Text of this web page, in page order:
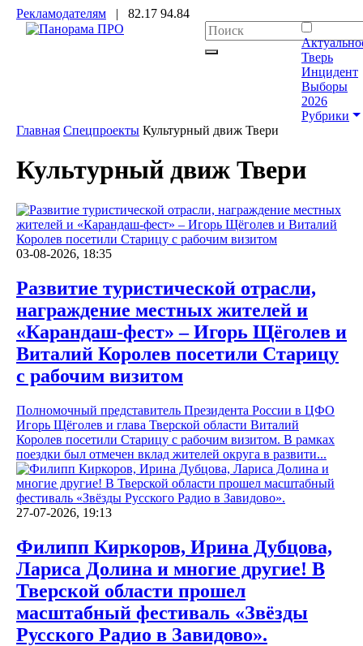
Рекламодателям | 82.17 94.84
Тверь
Инцидент
Выборы
2026
Рубрики
Главная Спецпроекты Культурный движ Твери
Культурный движ Твери
03-08-2026, 18:35
Развитие туристической отрасли,
награждение местных жителей и
«Карандаш-фест» – Игорь Щёголев и
Виталий Королев посетили Старицу
с рабочим визитом
Полномочный представитель Президента России в ЦФО
Игорь Щёголев и глава Тверской области Виталий
Королев посетили Старицу с рабочим визитом. В рамках
поездки был отмечен вклад жителей округа в развити...
27-07-2026, 19:13
Филипп Киркоров, Ирина Дубцова,
Лариса Долина и многие другие! В
Тверской области прошел
масштабный фестиваль «Звёзды
Русского Радио в Завидово».